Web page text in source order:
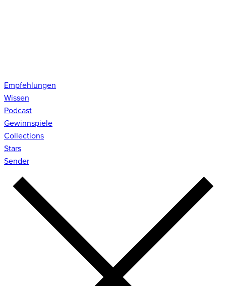
Empfehlungen
Wissen
Podcast
Gewinnspiele
Collections
Stars
Sender